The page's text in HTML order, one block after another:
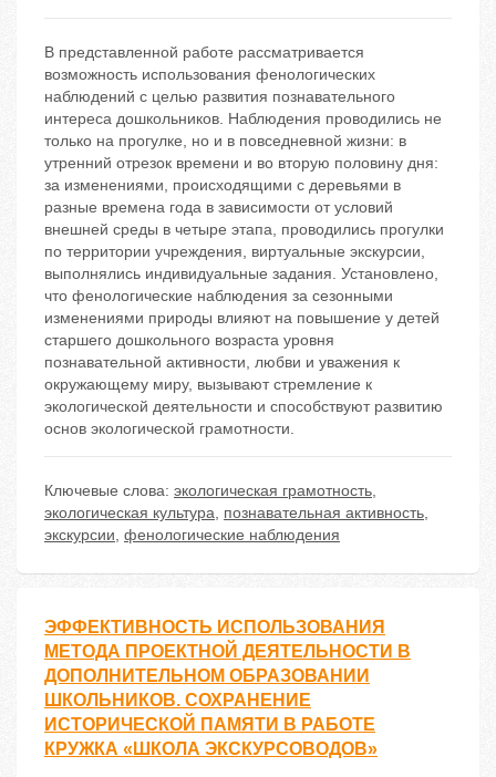
В представленной работе рассматривается
возможность использования фенологических
наблюдений с целью развития познавательного
интереса дошкольников. Наблюдения проводились не
только на прогулке, но и в повседневной жизни: в
утренний отрезок времени и во вторую половину дня:
за изменениями, происходящими с деревьями в
разные времена года в зависимости от условий
внешней среды в четыре этапа, проводились прогулки
по территории учреждения, виртуальные экскурсии,
выполнялись индивидуальные задания. Установлено,
что фенологические наблюдения за сезонными
изменениями природы влияют на повышение у детей
старшего дошкольного возраста уровня
познавательной активности, любви и уважения к
окружающему миру, вызывают стремление к
экологической деятельности и способствуют развитию
основ экологической грамотности.
Ключевые слова: экологическая грамотность,
экологическая культура, познавательная активность,
экскурсии, фенологические наблюдения
ЭФФЕКТИВНОСТЬ ИСПОЛЬЗОВАНИЯ
МЕТОДА ПРОЕКТНОЙ ДЕЯТЕЛЬНОСТИ В
ДОПОЛНИТЕЛЬНОМ ОБРАЗОВАНИИ
ШКОЛЬНИКОВ. СОХРАНЕНИЕ
ИСТОРИЧЕСКОЙ ПАМЯТИ В РАБОТЕ
КРУЖКА «ШКОЛА ЭКСКУРСОВОДОВ»